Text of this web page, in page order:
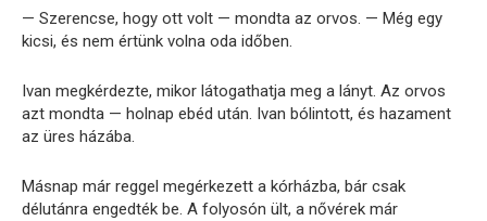
— Szerencse, hogy ott volt — mondta az orvos. — Még egy
kicsi, és nem értünk volna oda időben.
Ivan megkérdezte, mikor látogathatja meg a lányt. Az orvos
azt mondta — holnap ebéd után. Ivan bólintott, és hazament
az üres házába.
Másnap már reggel megérkezett a kórházba, bár csak
délutánra engedték be. A folyosón ült, a nővérek már